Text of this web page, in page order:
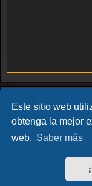
Este sitio web
obtenga la mejor
web. Saber más
Inicio Índice
Desarrollado